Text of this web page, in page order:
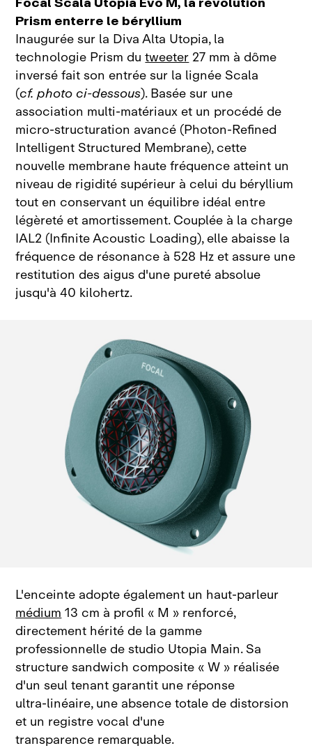
Prism enterre le béryllium
Inaugurée sur la Diva Alta Utopia, la
technologie Prism dutweeter27 mm à dôme
inversé fait son entrée sur la lignée Scala
(cf. photo ci‑dessous). Basée sur une
association multi‑matériaux et un procédé de
micro‑structuration avancé (Photon‑Refined
Intelligent Structured Membrane), cette
nouvelle membrane haute fréquence atteint un
niveau de rigidité supérieur à celui du béryllium
tout en conservant un équilibre idéal entre
légèreté et amortissement. Couplée à la charge
IAL2 (Infinite Acoustic Loading), elle abaisse la
fréquence de résonance à 528 Hz et assure une
restitution des aigus d'une pureté absolue
jusqu'à 40 kilohertz.
L'enceinte adopte également un haut‑parleur
médium13 cm à profil « M » renforcé,
directement hérité de la gamme
professionnelle de studio Utopia Main. Sa
structure sandwich composite « W » réalisée
d'un seul tenant garantit une réponse
ultra‑linéaire, une absence totale de distorsion
et un registre vocal d'une
transparence remarquable.